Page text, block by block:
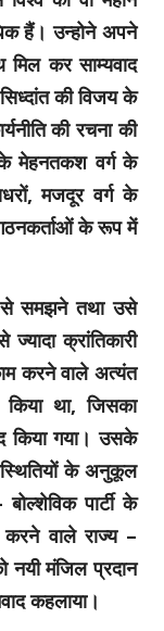
हैं। उन्होने अपने
कर साम्यवाद
की विजय के
की रचना की
के मेहनतकश वर्ग के
मजदूर वर्ग के
के रूप में
से समझने तथा उसे
क्रांतिकारी
करने वाले अत्यंत
था, जिसका
किया गया। उसके
के अनुकूल
पार्टी के
करने वाले राज्य –
नयी मंजिल प्रदान
कहलाया।